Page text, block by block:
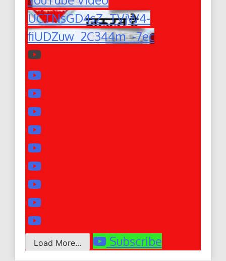
UCTNsGD4sZ_TVjW4-
fiUDZuw_2C344m_-7ec
Load More... Subscribe